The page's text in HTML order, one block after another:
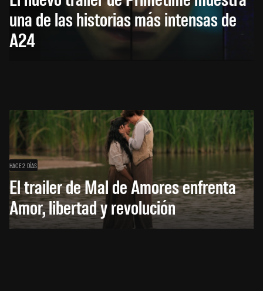
una de las historias más intensas de
A24
HACE 2 DÍAS
El trailer de Mal de Amores enfrenta
Amor, libertad y revolución